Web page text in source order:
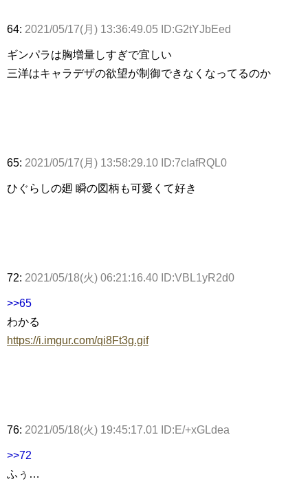
64: 2021/05/17(月) 13:36:49.05 ID:G2tYJbEed
ギンパラは胸増量しすぎで宜しい
三洋はキャラデザの欲望が制御できなくなってるのか
65: 2021/05/17(月) 13:58:29.10 ID:7cIafRQL0
ひぐらしの廻 瞬の図柄も可愛くて好き
72: 2021/05/18(火) 06:21:16.40 ID:VBL1yR2d0
>>65
わかる
https://i.imgur.com/qi8Ft3g.gif
76: 2021/05/18(火) 19:45:17.01 ID:E/+xGLdea
>>72
ふぅ…